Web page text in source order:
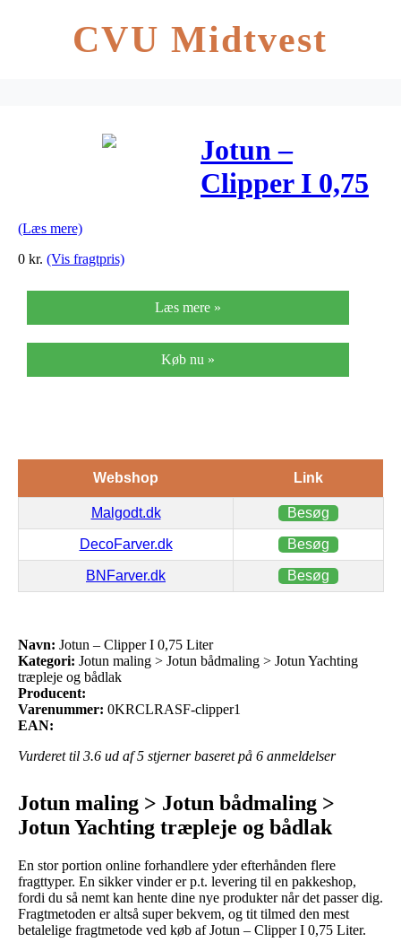
CVU Midtvest
Jotun –
Clipper I 0,75
(Læs mere)
0 kr. (Vis fragtpris)
Læs mere »
Køb nu »
Webshop Link
Malgodt.dk Besøg
DecoFarver.dk Besøg
BNFarver.dk Besøg
Navn: Jotun – Clipper I 0,75 Liter
Kategori: Jotun maling > Jotun bådmaling > Jotun Yachting
træpleje og bådlak
Producent:
Varenummer: 0KRCLRASF-clipper1
EAN:
Vurderet til 3.6 ud af 5 stjerner baseret på 6 anmeldelser
Jotun maling > Jotun bådmaling >
Jotun Yachting træpleje og bådlak
En stor portion online forhandlere yder efterhånden flere
fragttyper. En sikker vinder er p.t. levering til en pakkeshop,
fordi du så nemt kan hente dine nye produkter når det passer dig.
Fragtmetoden er altså super bekvem, og tit tilmed den mest
betalelige fragtmetode ved køb af Jotun – Clipper I 0,75 Liter.